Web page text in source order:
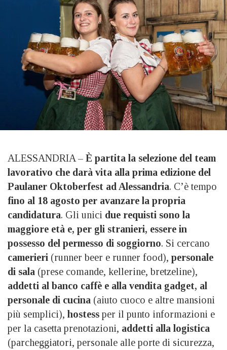
ALESSANDRIA – È partita la selezione del team
lavorativo che darà vita alla prima edizione del
Paulaner Oktoberfest ad Alessandria. C’è tempo
fino al 18 agosto per avanzare la propria
candidatura. Gli unici due requisti sono la
maggiore età e, per gli stranieri, essere in
possesso del permesso di soggiorno. Si cercano
camerieri (runner beer e runner food), personale
di sala (prese comande, kellerine, bretzeline),
addetti al banco caffè e alla vendita gadget, al
personale di cucina (aiuto cuoco e altre mansioni
più semplici), hostess per il punto informazioni e
per la casetta prenotazioni, addetti alla logistica
(parcheggiatori, personale alle porte di sicurezza,